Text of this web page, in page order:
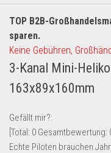
Geschenkartikel
Handy und Smartphone
Kosmetik & Pflege
Lebensmittel & Getränke
Münzen
Spielzeug & Games
TOP B2B-
sparen.
Keine Gebühren,
3-Kanal Mini-
163x89x160mm
Gefällt mir?:
[Total: 0 Gesamtbewertung:
Echte Piloten brauchen